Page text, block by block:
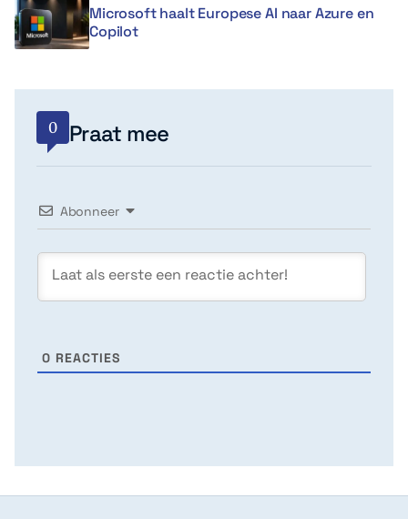
Microsoft haalt Europese AI naar Azure en
Copilot
0 Praat mee
Abonneer
0 REACTIES